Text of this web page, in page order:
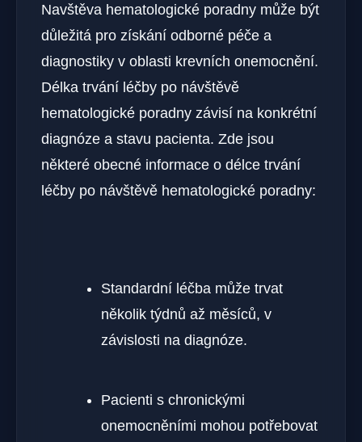
Navštěva hematologické poradny může být
důležitá pro získání odborné péče a
diagnostiky v oblasti krevních onemocnění.
Délka trvání léčby po návštěvě
hematologické poradny závisí na konkrétní
diagnóze a stavu pacienta. Zde jsou
některé obecné informace o délce trvání
léčby po návštěvě hematologické poradny:
Standardní léčba může trvat
několik týdnů až měsíců, v
závislosti na diagnóze.
Pacienti s chronickými
onemocněními mohou potřebovat